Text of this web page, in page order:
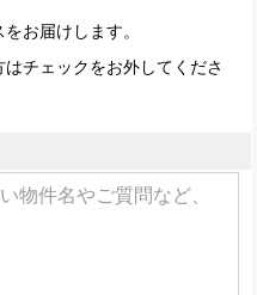
お届けします。
チェックをお外してくださ